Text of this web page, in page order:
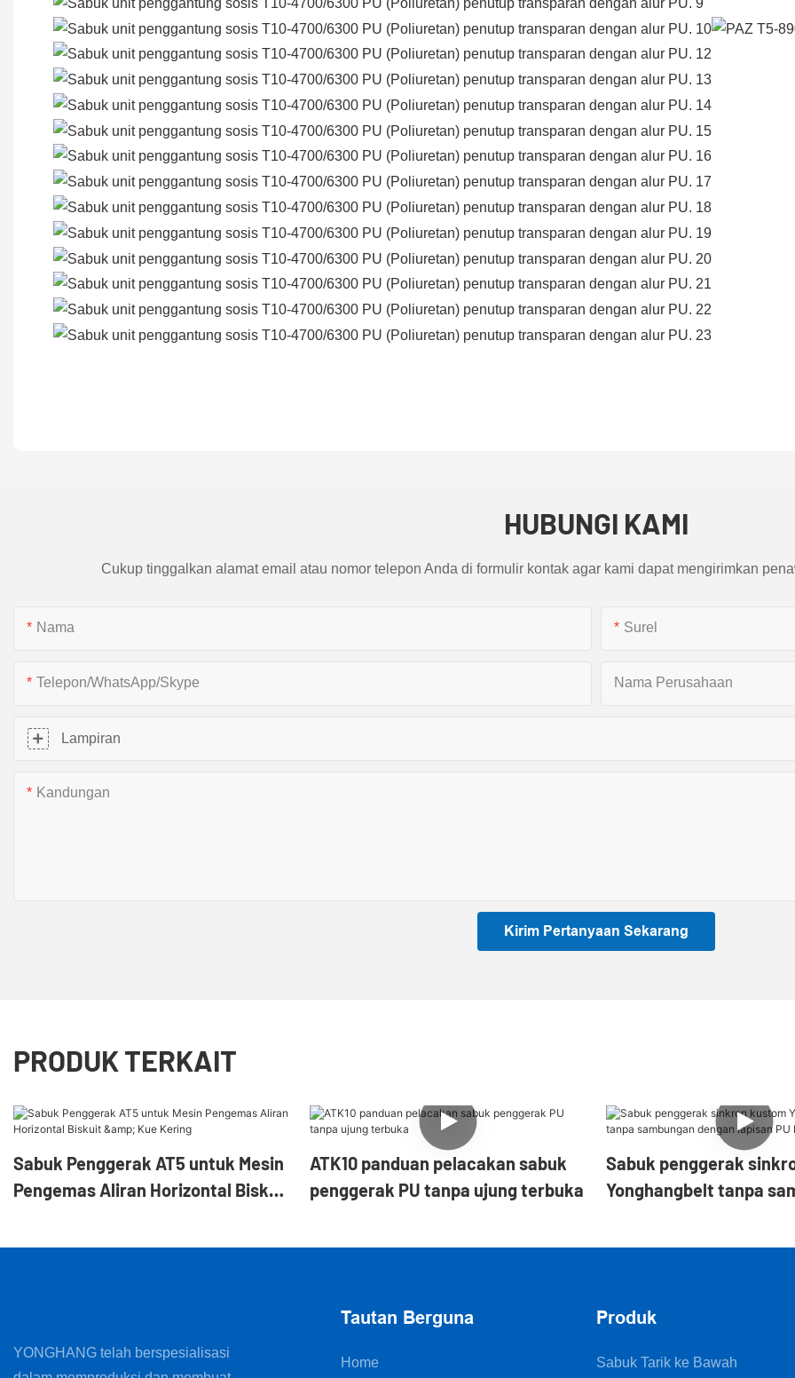
HUBUNGI KAMI
Cukup tinggalkan alamat email atau nomor telepon Anda di formulir kontak agar kami dapat mengirimkan
Nama Surel
Telepon/WhatsApp/Skype Nama Perusahaan
Lampiran
Kandungan
Kirim Pertanyaan Sekarang
PRODUK TERKAIT
Sabuk Penggerak AT5 untuk Mesin
Pengemas Aliran Horizontal Biskuit
ATK10 panduan pelacakan sabuk
penggerak PU tanpa ujung terbuka
Sabuk penggerak
Yonghangbelt tanpa
YONGHANG telah berspesialisasi
Tautan Berguna
Home
Produk
Sabuk Tarik ke Bawah